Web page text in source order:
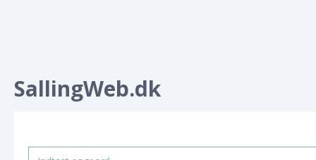
SallingWeb.dk